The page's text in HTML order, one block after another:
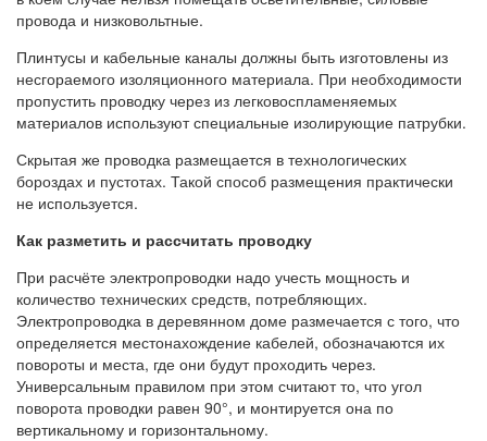
провода и низковольтные.
Плинтусы и кабельные каналы должны быть изготовлены из
несгораемого изоляционного материала. При необходимости
пропустить проводку через из легковоспламеняемых
материалов используют специальные изолирующие патрубки.
Скрытая же проводка размещается в технологических
бороздах и пустотах. Такой способ размещения практически
не используется.
Как разметить и рассчитать проводку
При расчёте электропроводки надо учесть мощность и
количество технических средств, потребляющих.
Электропроводка в деревянном доме размечается с того, что
определяется местонахождение кабелей, обозначаются их
повороты и места, где они будут проходить через.
Универсальным правилом при этом считают то, что угол
поворота проводки равен 90°, и монтируется она по
вертикальному и горизонтальному.